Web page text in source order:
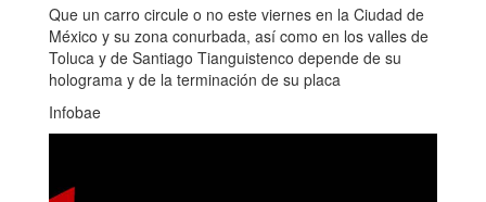
Que un carro circule o no este viernes en la Ciudad de
México y su zona conurbada, así como en los valles de
Toluca y de Santiago Tianguistenco depende de su
holograma y de la terminación de su placa
Infobae